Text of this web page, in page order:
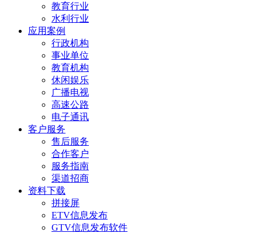
教育行业
水利行业
应用案例
行政机构
事业单位
教育机构
休闲娱乐
广播电视
高速公路
电子通讯
客户服务
售后服务
合作客户
服务指南
渠道招商
资料下载
拼接屏
ETV信息发布
GTV信息发布软件